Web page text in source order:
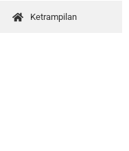
Ketrampilan